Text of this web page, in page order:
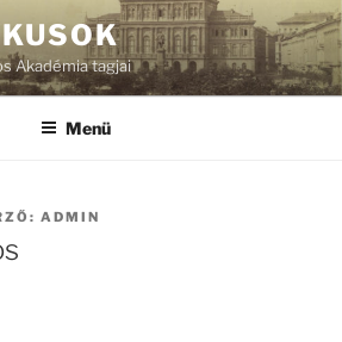
Akadémia tagjai
Menü
ADMIN